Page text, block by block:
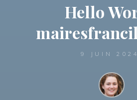
Hello
9 JUIN 2024